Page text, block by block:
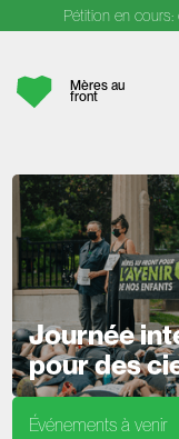
Pétition en cours:
Mères au
front
Journée
pour des
Événements à venir